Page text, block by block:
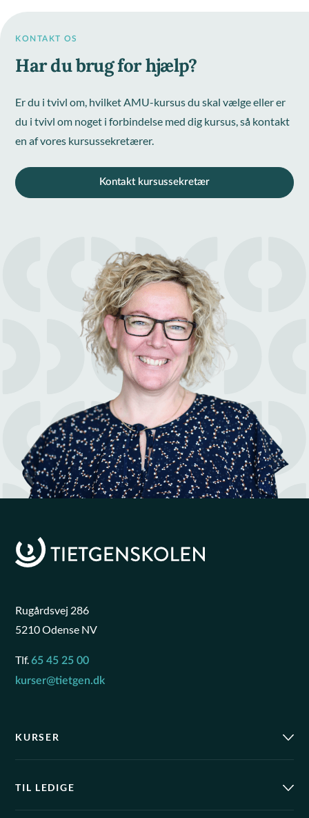
KONTAKT OS
Har du brug for hjælp?
Er du i tvivl om, hvilket AMU-kursus du skal vælge eller er
du i tvivl om noget i forbindelse med dig kursus, så kontakt
en af vores kursussekretærer.
Kontakt kursussekretær
Rugårdsvej 286
5210 Odense NV
Tlf.65 45 25 00
kurser@tietgen.dk
KURSER
TIL LEDIGE